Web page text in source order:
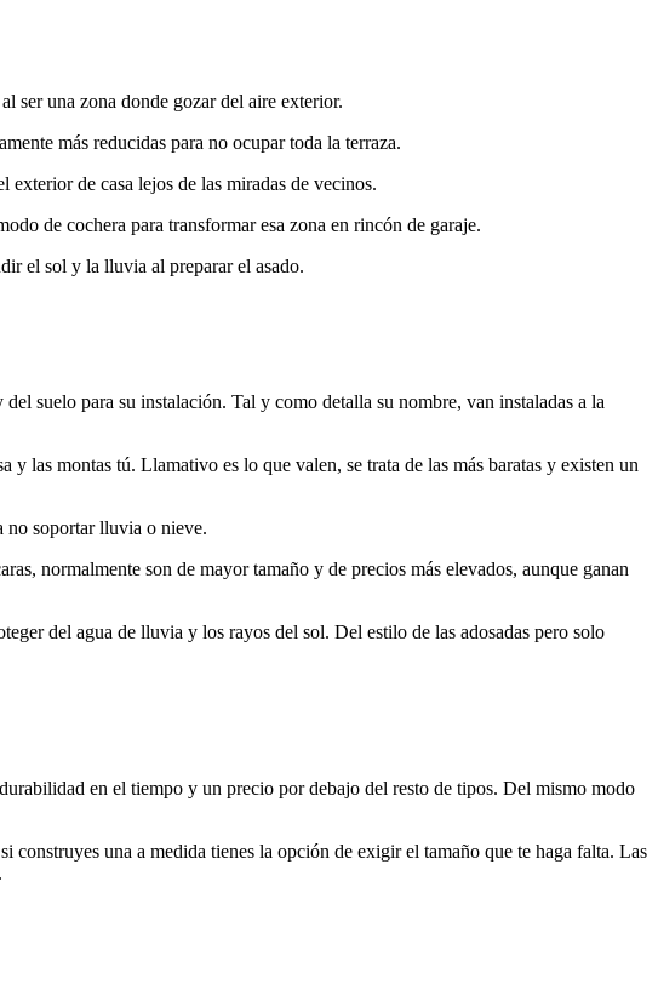
ser una zona donde gozar del aire exterior.
más reducidas para no ocupar toda la terraza.
exterior de casa lejos de las miradas de vecinos.
de cochera para transformar esa zona en rincón de garaje.
el sol y la lluvia al preparar el asado.
suelo para su instalación. Tal y como detalla su nombre, van instaladas a la
y las montas tú. Llamativo es lo que valen, se trata de las más baratas y existen un
no soportar lluvia o nieve.
normalmente son de mayor tamaño y de precios más elevados, aunque ganan
del agua de lluvia y los rayos del sol. Del estilo de las adosadas pero solo
en el tiempo y un precio por debajo del resto de tipos. Del mismo modo
una a medida tienes la opción de exigir el tamaño que te haga falta. Las